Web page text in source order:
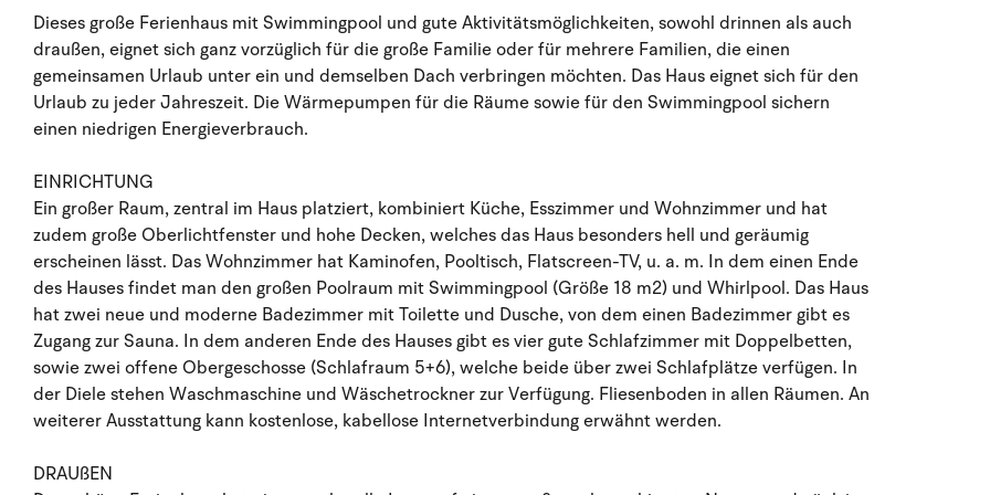
Dieses große Ferienhaus mit Swimmingpool und gute Aktivitätsmöglichkeiten, sowohl drinnen als auch
draußen, eignet sich ganz vorzüglich für die große Familie oder für mehrere Familien, die einen
gemeinsamen Urlaub unter ein und demselben Dach verbringen möchten. Das Haus eignet sich für den
Urlaub zu jeder Jahreszeit. Die Wärmepumpen für die Räume sowie für den Swimmingpool sichern
einen niedrigen Energieverbrauch.
EINRICHTUNG
Ein großer Raum, zentral im Haus platziert, kombiniert Küche, Esszimmer und Wohnzimmer und hat
zudem große Oberlichtfenster und hohe Decken, welches das Haus besonders hell und geräumig
erscheinen lässt. Das Wohnzimmer hat Kaminofen, Pooltisch, Flatscreen-TV, u. a. m. In dem einen Ende
des Hauses findet man den großen Poolraum mit Swimmingpool (Größe 18 m2) und Whirlpool. Das Haus
hat zwei neue und moderne Badezimmer mit Toilette und Dusche, von dem einen Badezimmer gibt es
Zugang zur Sauna. In dem anderen Ende des Hauses gibt es vier gute Schlafzimmer mit Doppelbetten,
sowie zwei offene Obergeschosse (Schlafraum 5+6), welche beide über zwei Schlafplätze verfügen. In
der Diele stehen Waschmaschine und Wäschetrockner zur Verfügung. Fliesenboden in allen Räumen. An
weiterer Ausstattung kann kostenlose, kabellose Internetverbindung erwähnt werden.
DRAUßEN
August 2026
Mo Di Mi
31
33
34
35
36
27 28 29 30
10 11 12 13
17 18 19 20
24 25 26 27
31 1 2 3